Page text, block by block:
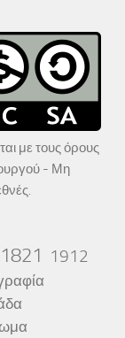
με τους όρους
- Μη
.
1821 1912